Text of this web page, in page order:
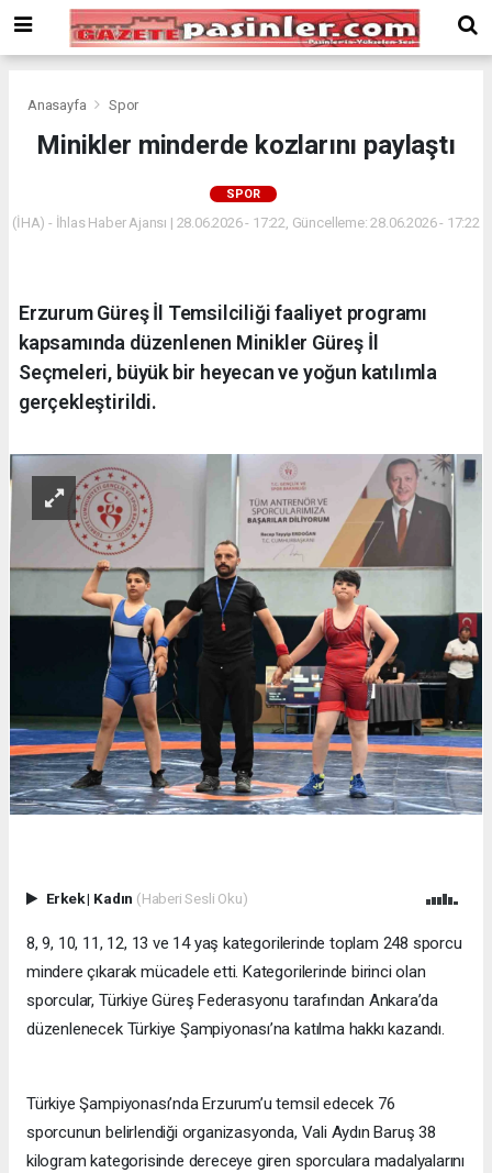
Bonusu
Veren
deneme
bonus
Bonus
Veren
Siteler
Anasayfa Spor
Minikler minderde kozlarını paylaştı
SPOR
(İHA) - İhlas Haber Ajansı | 28.06.2026 - 17:22, Güncelleme: 28.06.2026 - 17:22
Erzurum Güreş İl Temsilciliği faaliyet programı
kapsamında düzenlenen Minikler Güreş İl
Seçmeleri, büyük bir heyecan ve yoğun katılımla
gerçekleştirildi.
Erkek| Kadın (Haberi Sesli Oku)
8, 9, 10, 11, 12, 13 ve 14 yaş kategorilerinde toplam 248 sporcu
mindere çıkarak mücadele etti. Kategorilerinde birinci olan
sporcular, Türkiye Güreş Federasyonu tarafından Ankara’da
düzenlenecek Türkiye Şampiyonası’na katılma hakkı kazandı.
Türkiye Şampiyonası’nda Erzurum’u temsil edecek 76
sporcunun belirlendiği organizasyonda, Vali Aydın Baruş 38
kilogram kategorisinde dereceye giren sporculara madalyalarını